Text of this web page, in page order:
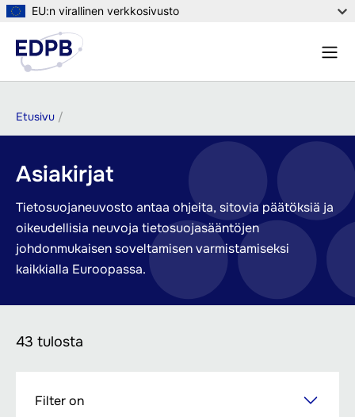
Hyppää
pääsisältöön
EU:n virallinen verkkosivusto
Etsi
Murupolku
Etusivu
Asiakirjat
Tietosuojaneuvosto antaa ohjeita, sitovia päätöksiä ja
oikeudellisia neuvoja tietosuojasääntöjen
johdonmukaisen soveltamisen varmistamiseksi
kaikkialla Euroopassa.
43 tulosta
pääsisältöön
Filter on